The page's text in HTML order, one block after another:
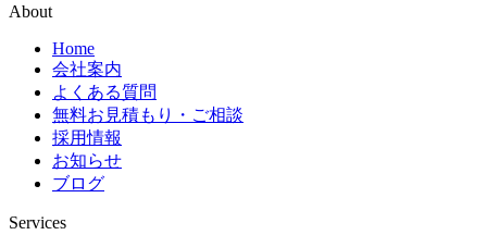
About
Home
会社案内
よくある質問
無料お見積もり・ご相談
採用情報
お知らせ
ブログ
Services